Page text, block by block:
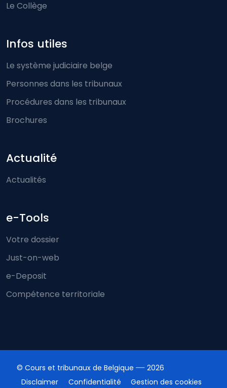
Le Collège
Infos utiles
Le système judiciaire belge
Personnes dans les tribunaux
Procédures dans les tribunaux
Brochures
Actualité
Actualités
e-Tools
Votre dossier
Just-on-web
e-Deposit
Compétence territoriale
© Cours et tribunaux de Belgique
2026
Disclaimer
Confidentialité Gestion des cookies